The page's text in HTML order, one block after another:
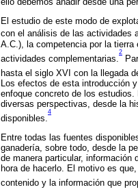
El estudio de este modo de
con el análisis de las actividades
A.C.), la competencia por la
actividades complementarias.
2
hasta el siglo XVI con la llegada
Los efectos de esta introducción
enfoque concreto de los
diversas perspectivas, desde la
disponibles.
4
Entre todas las fuentes
ganadería, sobre todo, desde la
de manera particular, información
hora de hacerlo. El motivo es
contenido y la información que